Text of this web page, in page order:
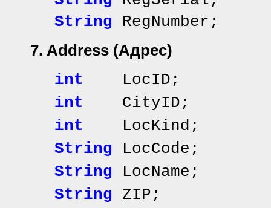
String
7. Address (Адрес)
int LocID; //
int
int LocKind;
String
String LocName;
String ZIP; //